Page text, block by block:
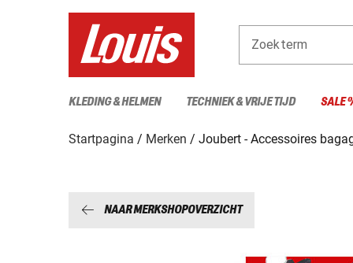
Zoekterm
KLEDING & HELMEN TECHNIEK & VRIJE TIJD SALE
Startpagina Merken Joubert - Accessoires
NAAR MERKSHOPOVERZICHT